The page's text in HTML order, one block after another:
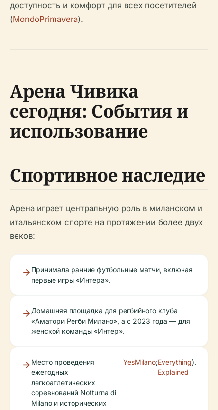
доступность и комфорт для всех посетителей
(MondoPrimavera).
Арена Чивика
сегодня: События и
использование
Спортивное наследие
Арена играет центральную роль в миланском и
итальянском спорте на протяжении более двух
веков:
Принимала ранние футбольные матчи, включая
первые игры «Интера».
Домашняя площадка для регбийного клуба
«Аматори Регби Милано», а с 2023 года — для
женской команды «Интер».
Место проведения
ежегодных
легкоатлетических
соревнований Notturna di
Milano и исторических
YesMilano;Everything
Explained
).